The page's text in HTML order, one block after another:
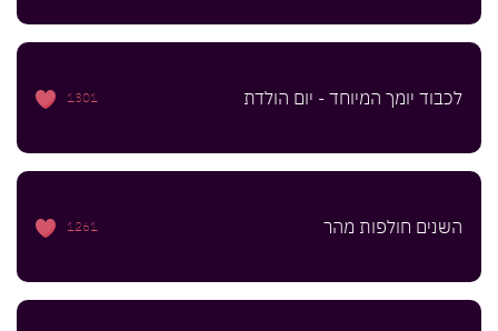
לכבוד יומך המיוחד - יום הולדת 1301
השנים חולפות מהר 1261